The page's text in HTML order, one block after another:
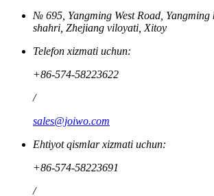
№ 695, Yangming West Road, Yangming
shahri, Zhejiang viloyati, Xitoy
Telefon xizmati uchun:
+86-574-58223622
/
sales@joiwo.com
Ehtiyot qismlar xizmati uchun:
+86-574-58223691
/